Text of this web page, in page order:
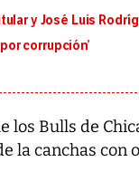
y José Luis
corrupción’
los Bulls de
la canchas con